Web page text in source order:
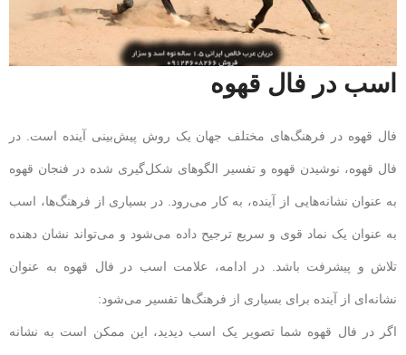
اسب در فال قهوه
فال قهوه در فرهنگ‌های مختلف جهان یک روش پیش‌بینی آینده است. در
فال قهوه، نوشیدن قهوه و تفسیر الگوهای شکل‌گیری شده در فنجان قهوه
به عنوان نشانه‌هایی از آینده، به کار می‌رود. در بسیاری از فرهنگ‌ها، اسب
به عنوان یک نماد قوی و سریع ترجیح داده می‌شود و می‌تواند نشان دهنده
تلاش و پیشرفت باشد. در ادامه، علامت اسب در فال قهوه به عنوان
نشانه‌ای از آینده برای بسیاری از فرهنگ‌ها تفسیر می‌شود:
اگر در فال قهوه شما تصویر یک اسب دیدید، این ممکن است به نشانه